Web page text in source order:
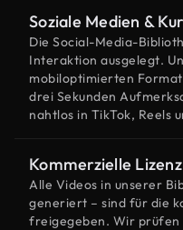
Soziale Medien &
Die Social-Media-
Interaktion ausgelegt.
mobiloptimierten
drei Sekunden
nahtlos in TikTok, Reels
Kommerzielle
Alle Videos in unserer
generiert – sind für die
freigegeben. Wir prüfen